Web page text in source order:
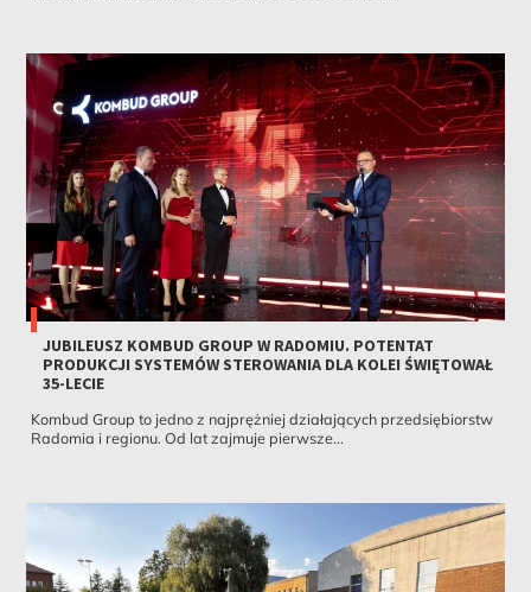
JUBILEUSZ KOMBUD GROUP W RADOMIU. POTENTAT
PRODUKCJI SYSTEMÓW STEROWANIA DLA KOLEI ŚWIĘTOWAŁ
35-LECIE
Kombud Group to jedno z najprężniej działających przedsiębiorstw
Radomia i regionu. Od lat zajmuje pierwsze...